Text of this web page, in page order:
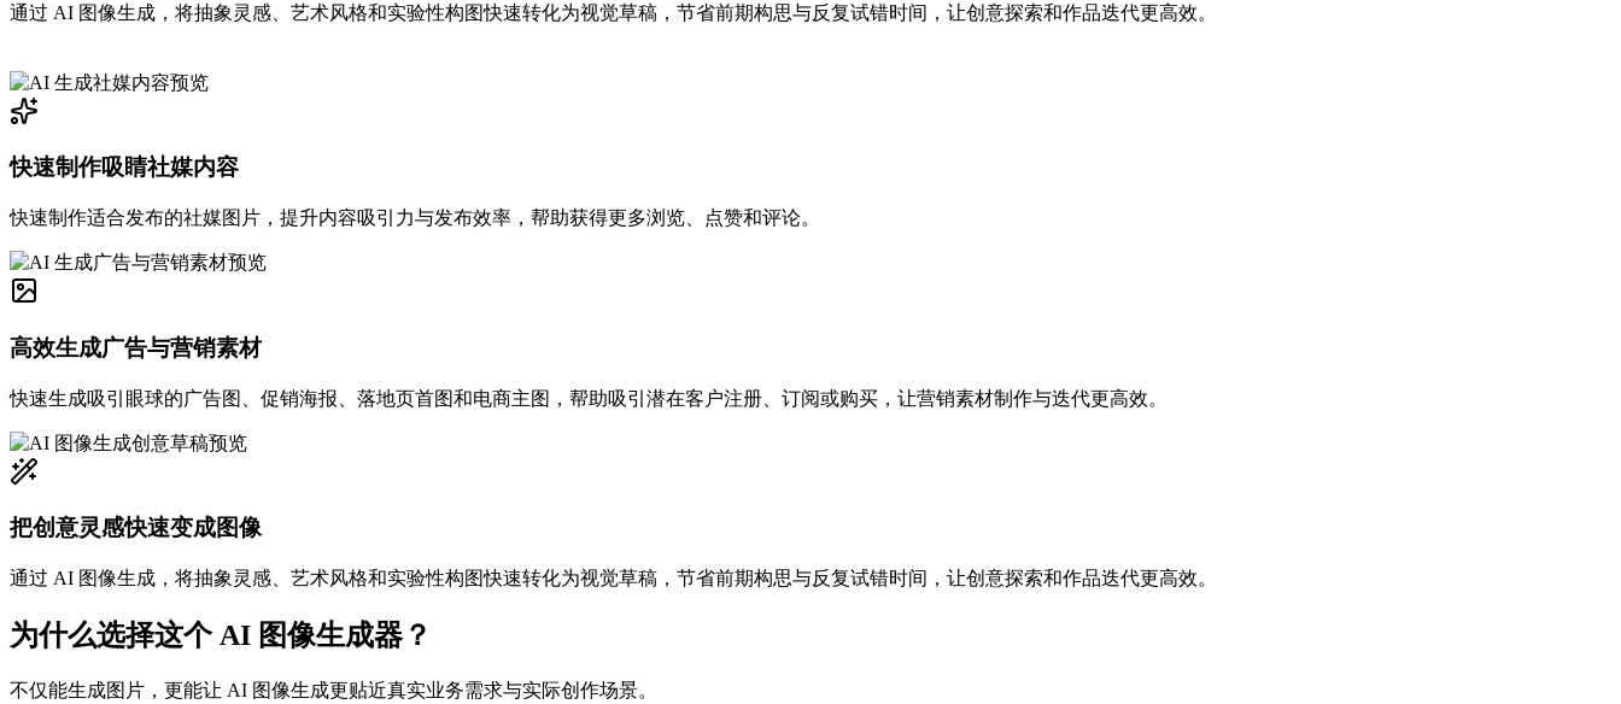
通过 AI 图像生成，将抽象灵感、艺术风格和实验性构图快速转化为视觉草稿，节省前期构思与反复试错时间，让创意探索和作品迭代更高效。
快速制作吸睛社媒内容
快速制作适合发布的社媒图片，提升内容吸引力与发布效率，帮助获得更多浏览、点赞和评论。
高效生成广告与营销素材
快速生成吸引眼球的广告图、促销海报、落地页首图和电商主图，帮助吸引潜在客户注册、订阅或购买，让营销素材制作与迭代更高效。
把创意灵感快速变成图像
通过 AI 图像生成，将抽象灵感、艺术风格和实验性构图快速转化为视觉草稿，节省前期构思与反复试错时间，让创意探索和作品迭代更高效。
为什么选择这个 AI 图像生成器？
不仅能生成图片，更能让 AI 图像生成更贴近真实业务需求与实际创作场景。